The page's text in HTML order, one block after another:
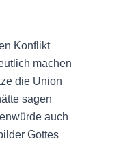
Konflikt
machen
die Union
sagen
auch
Gottes